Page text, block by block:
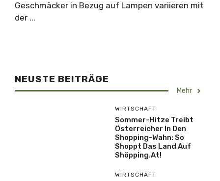
Geschmäcker in Bezug auf Lampen variieren mit
der ...
NEUSTE BEITRÄGE
Mehr
WIRTSCHAFT
Sommer-Hitze Treibt
Österreicher In Den
Shopping-Wahn: So
Shoppt Das Land Auf
Shöpping.at!
WIRTSCHAFT